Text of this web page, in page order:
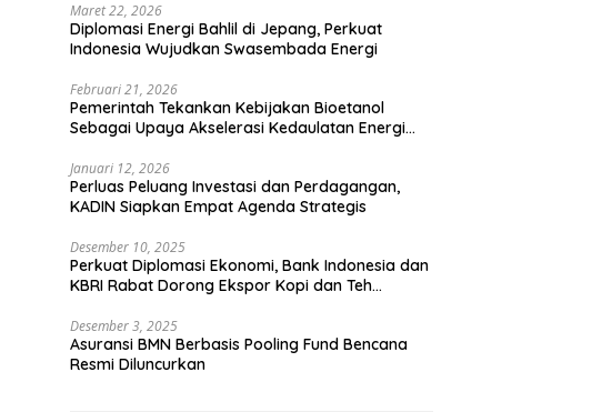
Maret 22, 2026
Diplomasi Energi Bahlil di Jepang, Perkuat
Indonesia Wujudkan Swasembada Energi
Februari 21, 2026
Pemerintah Tekankan Kebijakan Bioetanol
Sebagai Upaya Akselerasi Kedaulatan Energi
Januari 12, 2026
Perluas Peluang Investasi dan Perdagangan,
KADIN Siapkan Empat Agenda Strategis
Desember 10, 2025
Perkuat Diplomasi Ekonomi, Bank Indonesia dan
KBRI Rabat Dorong Ekspor Kopi dan Teh
Desember 3, 2025
Asuransi BMN Berbasis Pooling Fund Bencana
Resmi Diluncurkan